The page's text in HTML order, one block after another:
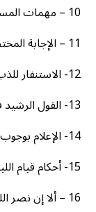
10 – مهمات المسائل في المسح على الخفين.
11 – الإجابة المختصرة في التنبيه على حفظ المتون المختصرة.
12- الاستنفار للذب عن الصحابة الأخيار.
13- القول الرشيد في حقيقة التوحيد.
14- الإعلام بوجوب التثبت في رواية الحديث.
15- أحكام قيام الليل.
16 – ألا إن نصر الله قريب.